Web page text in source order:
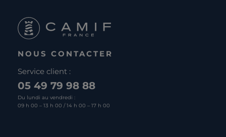
NOUS CONTACTER
Service client :
05 49 79 98 88
Du lundi au vendredi :
09 h 00 – 13 h 00 / 14 h 00 – 17 h 00